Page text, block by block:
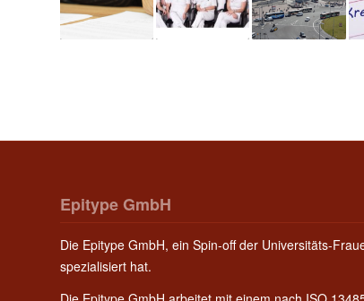
Epitype GmbH
Die Epitype GmbH, ein Spin-off der Universitäts-
spezialisiert hat.